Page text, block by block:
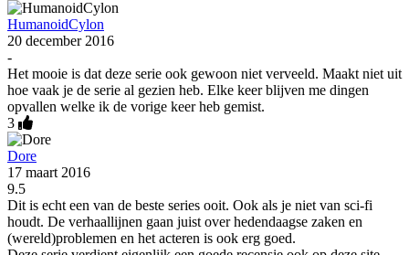
HumanoidCylon
20 december 2016
-
Het mooie is dat deze serie ook gewoon niet verveeld. Maakt niet uit
hoe vaak je de serie al gezien heb. Elke keer blijven me dingen
opvallen welke ik de vorige keer heb gemist.
3
Dore
17 maart 2016
9.5
Dit is echt een van de beste series ooit. Ook als je niet van sci-fi
houdt. De verhaallijnen gaan juist over hedendaagse zaken en
(wereld)problemen en het acteren is ook erg goed.